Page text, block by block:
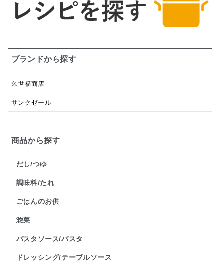
ブランドから探す
久世福商店
サンクゼール
商品から探す
だし/つゆ
調味料/たれ
ごはんのお供
惣菜
パスタソース/パスタ
ドレッシング/テーブルソース